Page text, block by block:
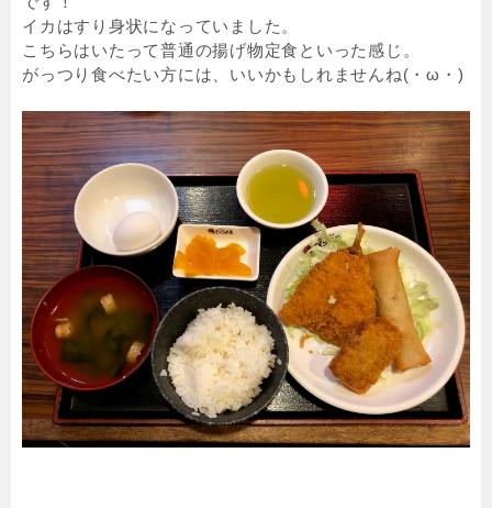
イカはすり身状になっていました。
こちらはいたって普通の揚げ物定食といった感じ。
がっつり食べたい方には、いいかもしれませんね(・ω・)